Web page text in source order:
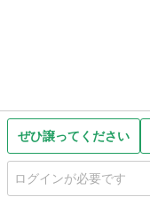
ぜひ譲ってください